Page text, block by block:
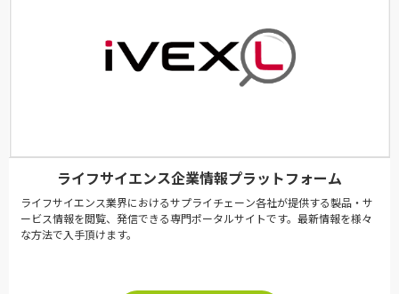
ライフサイエンス企業情報プラットフォーム
ライフサイエンス業界におけるサプライチェーン各社が提供する製品・サ
ービス情報を閲覧、発信できる専門ポータルサイトです。最新情報を様々
な方法で入手頂けます。